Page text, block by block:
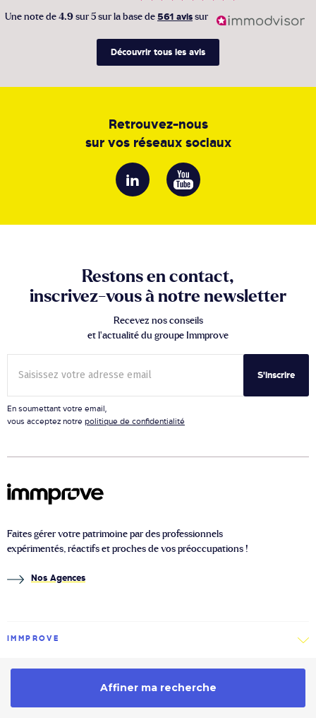
Une note de 4.9 sur 5 sur la base de 561 avis sur
Découvrir tous les avis
Retrouvez-nous
sur vos réseaux sociaux
Restons en contact,
inscrivez-vous à notre newsletter
Recevez nos conseils
et l’actualité du groupe Immprove
S'inscrire
En soumettant votre email,
vous acceptez notre politique de confidentialité
Faites gérer votre patrimoine par des professionnels
expérimentés, réactifs et proches de vos préoccupations !
Nos Agences
IMMPROVE
Affiner ma recherche